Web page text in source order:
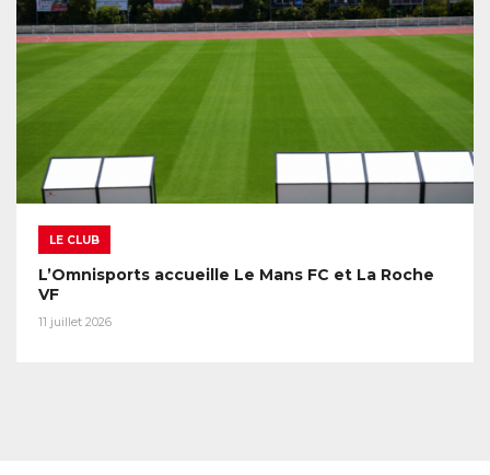
LE CLUB
L’Omnisports accueille Le Mans FC et La Roche
VF
11 juillet 2026